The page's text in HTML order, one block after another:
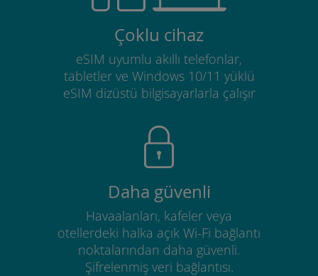
Çoklu cihaz
eSIM uyumlu akıllı telefonlar,
tabletler ve Windows 10/11 yüklü
eSIM dizüstü bilgisayarlarla çalışır
Daha güvenli
Havaalanları, kafeler veya
otellerdeki halka açık Wi-Fi bağlantı
noktalarından daha güvenli.
Şifrelenmiş veri bağlantısı.